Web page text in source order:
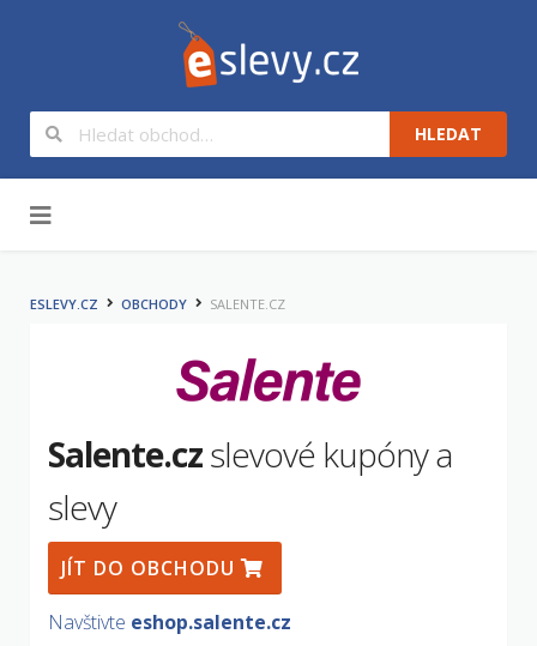
HLEDAT
ESLEVY.CZ OBCHODY SALENTE.CZ
Salente.czslevové kupóny a
slevy
JÍT DO OBCHODU
Navštivte eshop.salente.cz